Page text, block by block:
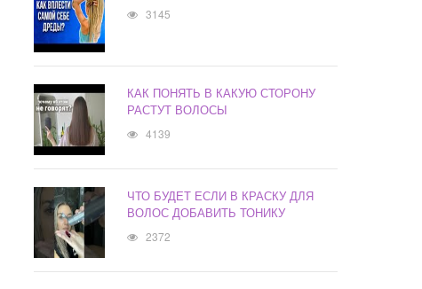
3145
КАК ПОНЯТЬ В КАКУЮ СТОРОНУ
РАСТУТ ВОЛОСЫ
4139
ЧТО БУДЕТ ЕСЛИ В КРАСКУ ДЛЯ
ВОЛОС ДОБАВИТЬ ТОНИКУ
2372